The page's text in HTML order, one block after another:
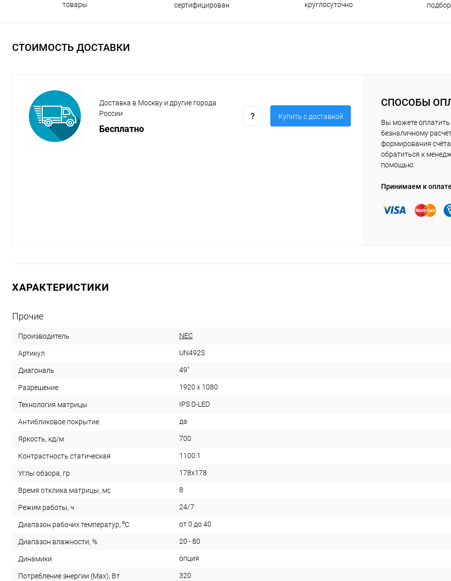
товары
сертифицирован
круглосуточно
СТОИМОСТЬ ДОСТАВКИ
Доставка в Москву и другие города
России
Бесплатно
Купить c доставкой
СПОСОБЫ
Вы можете оплатить
безналичному
формирования
обратиться к
помощью.
Принимаем к
ХАРАКТЕРИСТИКИ
Прочие
Производитель NEC
Артикул UN492S
Диагональ 49"
Разрешение 1920 x 1080
Технология матрицы IPS D-LED
Антибликовое покрытие да
Яркость, кд/м 700
Контрастность статическая 1100:1
Углы обзора, гр 178x178
Время отклика матрицы, мс 8
Режим работы, ч 24/7
Диапазон рабочих температур, ⁰С от 0 до 40
Диапазон влажности, % 20 - 80
Динамики опция
Потребление энергии (Max), Вт 320